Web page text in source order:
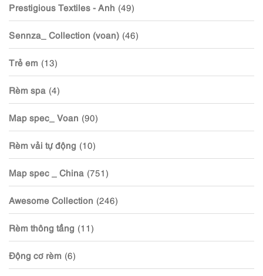
Prestigious Textiles - Anh (49)
Sennza_ Collection (voan) (46)
Trẻ em (13)
Rèm spa (4)
Map spec_ Voan (90)
Rèm vải tự động (10)
Map spec _ China (751)
Awesome Collection (246)
Rèm thông tầng (11)
Động cơ rèm (6)